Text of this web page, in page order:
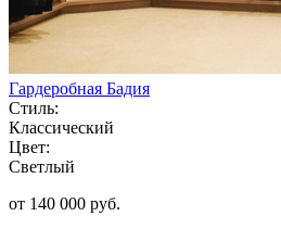
Гардеробная Бадия
Стиль:
Классический
Цвет:
Светлый
от 140 000 руб.